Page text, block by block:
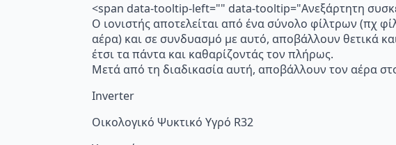
<span data-tooltip-left="" data-tooltip="Ανεξάρτητη
Ο ιονιστής αποτελείται από ένα σύνολο φίλτρων (πχ
αέρα) και σε συνδυασμό με αυτό, αποβάλλουν θετικά
έτσι τα πάντα και καθαρίζοντάς τον πλήρως.
Μετά από τη διαδικασία αυτή, αποβάλλουν τον αέρα
Inverter
Οικολογικό Ψυκτικό Υγρό R32